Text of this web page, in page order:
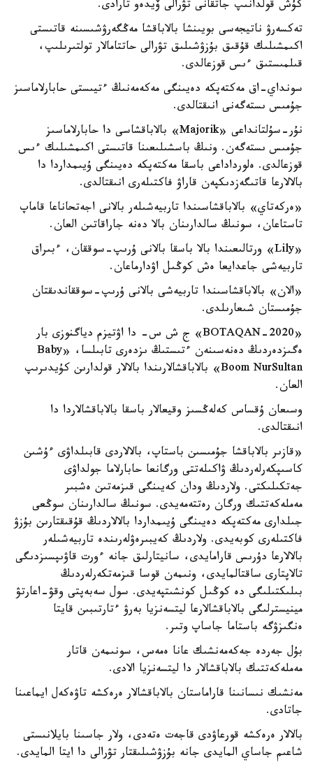
كۇش قولدانىپ جاتقانى تۋرالى ۆيدەو تارادى.
تەكسەرۋ ناتيجەسى بويىنشا بالاباقشا مەڭگەرۋشىسىنە قاتىستى
اكىمشىلىك قۇقىق بۇزۋشىلىق تۋرالى حاتتامالار تولتىرىلىپ،
قىلمىستىق ءىس قوزعالدى.
سونداي-اق مەكتەپكە دەيىنگى مەكەمەنىڭ ءتيىستى حابارلاماسىز
جۇمىس ىستەگەنى انىقتالدى.
نۇر-سۇلتانداعى «Majorik» بالاباقشاسى دا حابارلاماسىز
جۇمىس ىستەگەن. ونىڭ باسشىلىعىنا قاتىستى اكىمشىلىك ءىس
قوزعالدى. ەلورداداعى باسقا مەكتەپكە دەيىنگى ۇيىمداردا دا
بالالارعا قاتىگەزدىكپەن قاراۋ فاكتىلەرى انىقتالدى.
«ەركەتاي» بالاباقشاسىندا تاربيەشىلەر بالانى اجەتحاناعا قاماپ
تاستاعان، سونىڭ سالدارىنان بالا دەنە جاراقاتىن العان.
«Lily» ورتالىعىندا بالا باسقا بالانى ۇرىپ-سوققان، ءبىراق
تاربيەشى جاعدايعا ەش كوڭىل اۋدارماعان.
«الان» بالاباقشاسىندا تاربيەشى بالانى ۇرىپ-سوققاندىقتان
جۇمىستان شىعارىلدى.
«BOTAQAN-2020» ج ش س- دا اۋتيزم دياگنوزى بار
ەگىزدەردىڭ دەنەسىنەن ءتىستىڭ ىزدەرى تابىلسا، «Baby
Boom NurSultan» بالاباقشالارىندا بالالار قولدارىن كۇيدىرىپ
العان.
وسىعان ۇقساس كەلەڭسىز وقيعالار باسقا بالاباقشالاردا دا
انىقتالدى.
«قازىر بالاباقشا جۇمىسىن باستاپ، بالالاردى قابىلداۋى ءۇشىن
كاسىپكەرلەردىڭ ۋاكىلەتتى ورگانعا حابارلاما جولداۋى
جەتكىلىكتى. ولاردىڭ ودان كەيىنگى قىزمەتىن ەشبىر
مەملەكەتتىك ورگان رەتتەمەيدى. سونىڭ سالدارىنان سوڭعى
جىلدارى مەكتەپكە دەيىنگى ۇيىمداردا بالالاردىڭ قۇقىقتارىن بۇزۋ
فاكتىلەرى كوبەيدى. ولاردىڭ كەيبىرەۋلەرىندە تاربيەشىلەر
بالالارعا دۇرىس قارامايدى، سانيتارلىق جانە ءورت قاۋىپسىزدىگى
تالاپتارى ساقتالمايدى، ونىمەن قوسا قىزمەتكەرلەردىڭ
بىلىكتىلىگى دە كوڭىل كونشىتپەيدى. سول سەبەپتى وقۋ-اعارتۋ
مينيسترلىگى بالاباقشالارعا ليتسەنزيا بەرۋ ءتارتىبىن قايتا
ەنگىزۋگە باستاما جاساپ وتىر.
بۇل جەردە جەكەمەنشىك عانا ەمەس، سونىمەن قاتار
مەملەكەتتىك بالاباقشالار دا ليتسەنزيا الادى.
مەنشىك نىسانىنا قاراماستان بالاباقشالار ەرەكشە تاۋەكەل ايماعىنا
جاتادى.
بالالار ەرەكشە قورعاۋدى قاجەت ەتەدى، ولار جاسىنا بايلانىستى
شاعىم جاساي المايدى جانە بۇزۋشىلىقتار تۋرالى دا ايتا المايدى.